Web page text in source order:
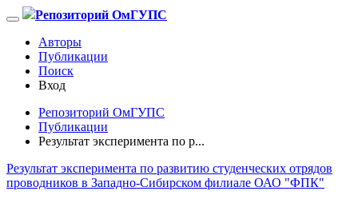
Репозиторий ОмГУПС
Авторы
Публикации
Поиск
Вход
Репозиторий ОмГУПС
Публикации
Результат эксперимента по р...
Результат эксперимента по развитию студенческих отрядов
проводников в Западно-Сибирском филиале ОАО "ФПК"